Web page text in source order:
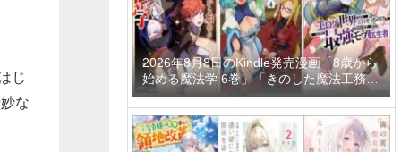
じ
な
2026年8月8日のKindle発売漫画「8歳から
始める魔法学 6巻」「きのした魔法工務店
異世界工法で最強の家づくりを 4巻」「迷
宮狂走曲 3 ～エロゲ世界なのにエロそっ
ちのけでひたすら最強を目指すモブ転生者
～」など